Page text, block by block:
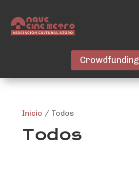
Crowdfunding
Inicio / Todos
Todos